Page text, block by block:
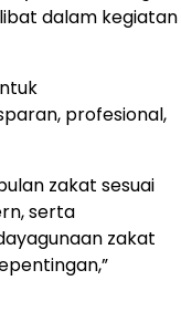
dalam kegiatan
profesional,
zakat sesuai
serta
zakat